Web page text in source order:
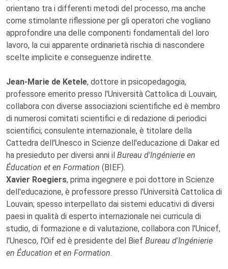
orientano tra i differenti metodi del processo, ma anche
come stimolante riflessione per gli operatori che vogliano
approfondire una delle componenti fondamentali del loro
lavoro, la cui apparente ordinarietà rischia di nascondere
scelte implicite e conseguenze indirette.
Jean-Marie de Ketele, dottore in psicopedagogia,
professore emerito presso l'Università Cattolica di Louvain,
collabora con diverse associazioni scientifiche ed è membro
di numerosi comitati scientifici e di redazione di periodici
scientifici; consulente internazionale, è titolare della
Cattedra dell'Unesco in Scienze dell'educazione di Dakar ed
ha presieduto per diversi anni il Bureau d'Ingénierie en
Éducation et en Formation (BIEF).
Xavier Roegiers, prima ingegnere e poi dottore in Scienze
dell'educazione, è professore presso l'Università Cattolica di
Louvain; spesso interpellato dai sistemi educativi di diversi
paesi in qualità di esperto internazionale nei curricula di
studio, di formazione e di valutazione, collabora con l'Unicef,
l'Unesco, l'Oif ed è presidente del Bief Bureau d'Ingénierie
en Éducation et en Formation.